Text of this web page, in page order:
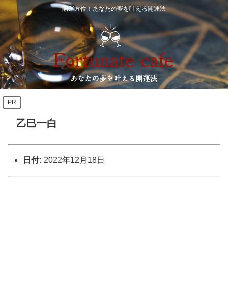
開運方位！あなたの夢を叶える開運法
PR
乙巳一白
日付: 2022年12月18日